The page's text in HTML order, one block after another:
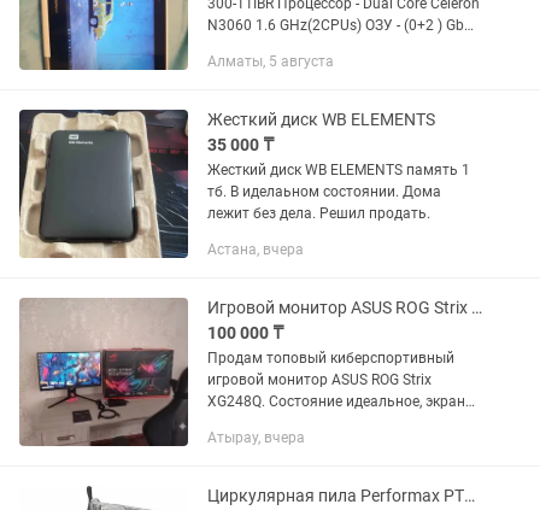
300-11IBR Процессор - Dual Core Celeron
N3060 1.6 GHz(2CPUs) ОЗУ - (0+2 ) Gb
320 Gb_Sata DVD+-RW-нет!!! экран 11,6-
Алматы, 5 августа
Жесткий диск WB ELEMENTS
35 000 ₸
Жесткий диск WB ELEMENTS память 1
тб. В иделаьном состоянии. Дома
лежит без дела. Решил продать.
Астана, вчера
Игровой монитор ASUS ROG Strix XG248Q 240Hz / 1ms
100 000 ₸
Продам топовый киберспортивный
игровой монитор ASUS ROG Strix
XG248Q. Состояние идеальное, экран
царапин. Работал бережно. Идеальный
Атырау, вчера
Циркулярная пила Performax PTS-3